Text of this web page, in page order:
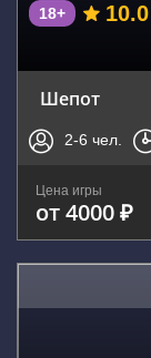
18+ 10.0
Шепот
2-6 чел.
Цена игры
от 4000 ₽